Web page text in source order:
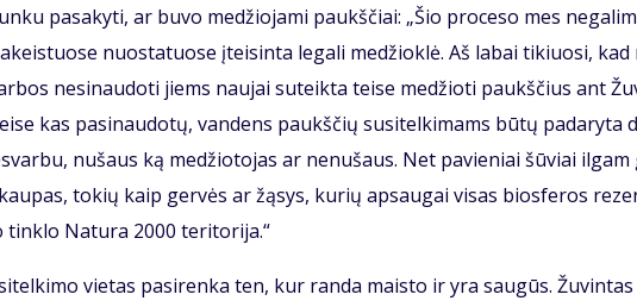
pa­sa­ky­ti, ar bu­vo me­džio­ja­mi paukš­čiai: „Šio pro­ce­so mes
nuo­sta­tuo­se įtei­sin­ta le­ga­li me­džiok­lė. Aš la­bai ti­kiuo­si,
ne­si­nau­do­ti jiems nau­jai su­teik­ta tei­se me­džio­ti paukš­čius ant
kas pa­si­nau­do­tų, van­dens paukš­čių su­si­tel­ki­mams bū­tų pa­da­ry­ta
nu­šaus ką me­džio­to­jas ar ne­nu­šaus. Net pa­vie­niai šū­viai il­gam
to­kių kaip ger­vės ar žą­sys, ku­rių ap­sau­gai vi­sas bios­fe­ros
Na­tu­ra 2000 te­ri­to­ri­ja.“
vie­tas pa­si­ren­ka ten, kur ran­da mais­to ir yra sau­gūs.